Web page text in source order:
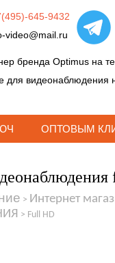
645-9432
video@mail.ru
бренда Optimus на
для видеонаблюдения
ОПТОВЫМ
> Интернет
> Full HD